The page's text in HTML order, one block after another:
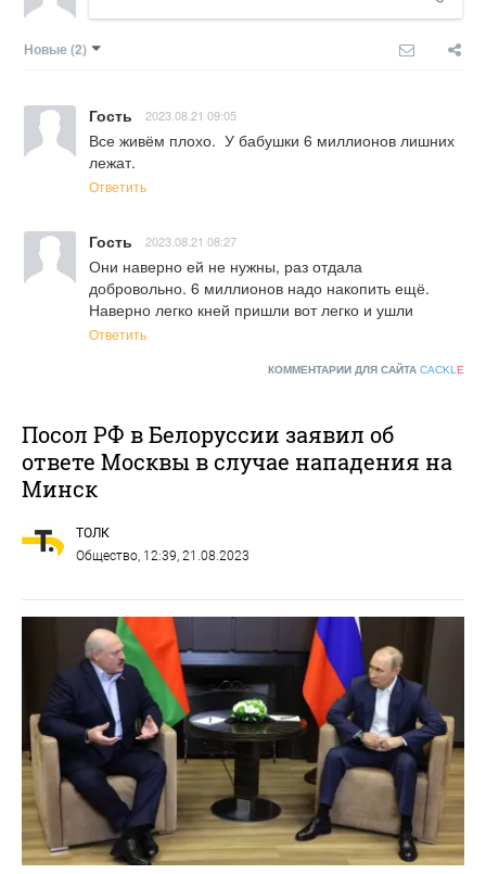
Новые (2)
Гость 2023.08.21 09:05
Все живём плохо.  У бабушки 6 миллионов лишних
лежат.
Ответить
Гость 2023.08.21 08:27
Они наверно ей не нужны, раз отдала
добровольно. 6 миллионов надо накопить ещё.
Наверно легко кней пришли вот легко и ушли
Ответить
КОММЕНТАРИИ ДЛЯ САЙТА CACKL E
Посол РФ в Белоруссии заявил об
ответе Москвы в случае нападения на
Минск
ТОЛК
Общество , 12:39, 21.08.2023